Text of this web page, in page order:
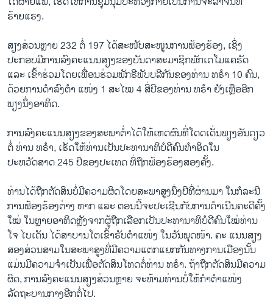
ຮ້າຍແຮງ.
ສຽງສ່ວນຫຼາຍ 232 ຕໍ່ 197 ໄດ້ສະໜັບສະໜູນການຟ້ອງຮ້ອງ, ເຊິ່ງ
ປະກອບມີການລົງຄະແນນສຽງຂອງບັນດາສະມາຊິກພັກເດໂມແຄຣັດ
ແລະ ເຂົ້າຮ່ວມໂດຍເພື່ອນຮ່ວມພັກຣີພັບບລີກັນຂອງທ່ານ ທຣຳ 10 ຄົນ,
ດ້ວຍການດຳລົງຕຳ ແໜ່ງ 1 ສະໄໝ 4 ສີ່ປີຂອງທ່ານ ທຣຳ ຍັງເຫຼືອອີກ
ພຽງນຶ່ງອາທິດ.
ການລົງຄະແນນສຽງຂອງສະພາຕໍ່າໄດ້ໃຫ້ເຫດຜົນທີ່ໂດດເດັ່ນພຽງອັນດຽວ
ຕໍ່ ທ່ານ ທຣຳ, ເຮັດໃຫ້ທ່ານເປັນປະທານາທິບໍດີຄົນທຳອິດໃນ
ປະຫວັດສາດ 245 ປີຂອງປະເທດ ທີ່ຖືກຟ້ອງຮ້ອງສອງຄັ້ງ.
ທ່ານໄດ້ຖືກຕັດສິນບໍ່ມີຄວາມຜິດໂດຍສະພາສູງນຶ່ງປີທີ່ຜ່ານມາ ໃນກໍລະນີ
ການຟ້ອງຮ້ອງຕ່າງ ຫາກ ແລະ ຕອນນີ້ຈະປະເຊີນກັບການດຳເນີນຄະດີຄັ້ງ
ໃໝ່ ໃນຫຼາຍອາທິດຫຼັງຈາກຜູ້ຖືກເລືອກເປັນປະທານາທິບໍດີຄົນໃໝ່ທ່ານ
ໂຈ ໄບເດັນ ໄດ້ສາບານໂຕເຂົ້າຮັບຕຳແໜ່ງ ໃນວັນພຸດໜ້າ. ຄະ ແນນສຽງ
ສອງສ່ວນສາມໃນສະພາສູງທີ່ມີຄວາມແຕກແຍກກັນທາງການເມືອງນັ້ນ
ແມ່ນມີຄວາມຈຳເປັນເພື່ອຕັດສິນໂທດຕໍ່ທ່ານ ທຣຳ. ຖ້າຖືກຕັດສິນມີຄວາມ
ຜິດ, ການລົງຄະແນນສຽງສ່ວນຫຼາຍ ຈະຫ້າມທ່ານບໍ່ໃຫ້ກຳຕຳແໜ່ງ
ລັດຖະບານກາງອີກຕໍ່ໄປ.